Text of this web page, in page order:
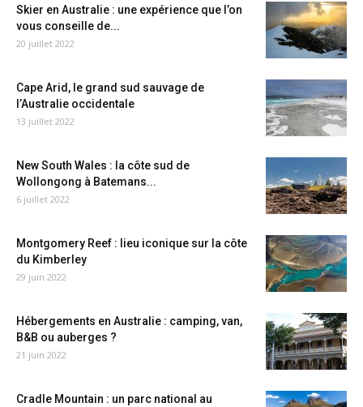
Skier en Australie : une expérience que l’on
vous conseille de...
20 juillet 2022
Cape Arid, le grand sud sauvage de
l’Australie occidentale
13 juillet 2022
New South Wales : la côte sud de
Wollongong à Batemans...
6 juillet 2022
Montgomery Reef : lieu iconique sur la côte
du Kimberley
29 juin 2022
Hébergements en Australie : camping, van,
B&B ou auberges ?
21 juin 2022
Cradle Mountain : un parc national au